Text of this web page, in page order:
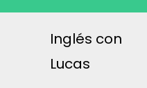
Inglés con
Lucas